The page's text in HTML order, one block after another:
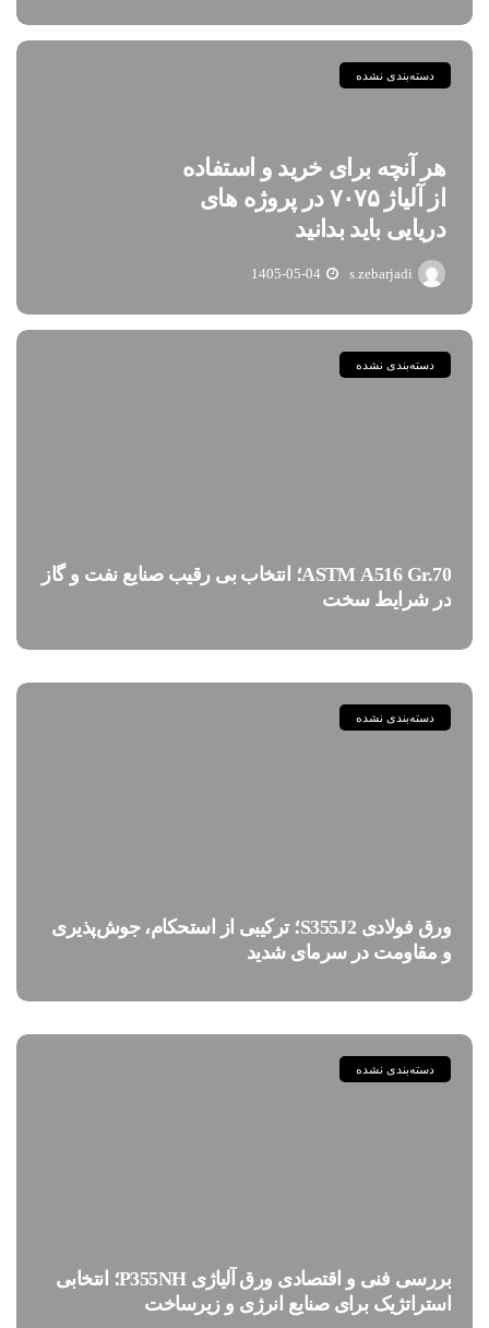
دسته‌بندی نشده
هر آنچه برای خرید و استفاده
از آلیاژ ۷۰۷۵ در پروژه های
دریایی باید بدانید
s.zebarjadi
1405-05-04
دسته‌بندی نشده
ASTM A516 Gr.70؛ انتخاب بی رقیب صنایع نفت و گاز
در شرایط سخت
دسته‌بندی نشده
ورق فولادی S355J2؛ ترکیبی از استحکام، جوش‌پذیری
و مقاومت در سرمای شدید
دسته‌بندی نشده
بررسی فنی و اقتصادی ورق آلیاژی P355NH؛ انتخابی
استراتژیک برای صنایع انرژی و زیرساخت